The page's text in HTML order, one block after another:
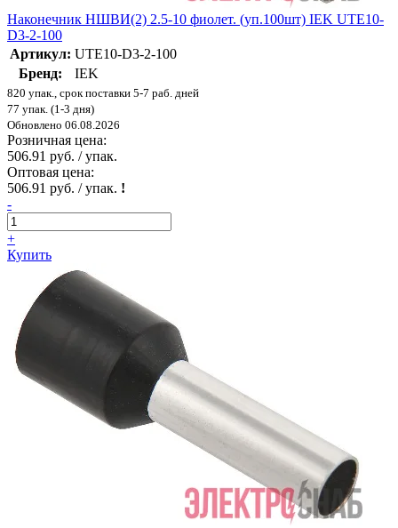
Наконечник НШВИ(2) 2.5-10 фиолет. (уп.100шт) IEK UTE10-
D3-2-100
Артикул: UTE10-D3-2-100
Бренд:
IEK
820 упак., срок поставки 5-7 раб. дней
77 упак. (1-3 дня)
Обновлено 06.08.2026
Розничная цена:
506.91 руб. / упак.
Оптовая цена:
506.91 руб. / упак. !
-
+
Купить